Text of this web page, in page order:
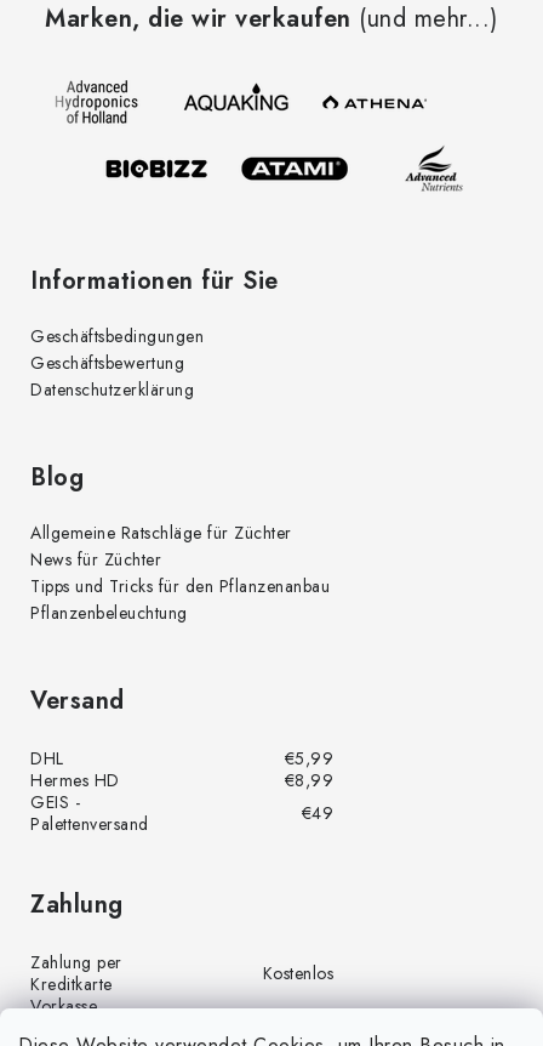
Marken, die wir verkaufen (und mehr...)
Informationen für Sie
Geschäftsbedingungen
Geschäftsbewertung
Datenschutzerklärung
Blog
Allgemeine Ratschläge für Züchter
News für Züchter
Tipps und Tricks für den Pflanzenanbau
Pflanzenbeleuchtung
Versand
DHL
€5,99
Hermes HD
€8,99
GEIS -
Palettenversand
€49
Zahlung
Zahlung per
Kreditkarte
Kostenlos
Vorkasse